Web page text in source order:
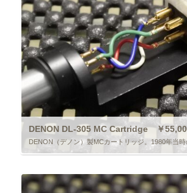
DENON DL-305 MC Cartridge ￥